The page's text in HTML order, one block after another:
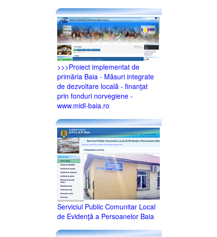
>>>Proiect implementat de
primăria Baia - Măsuri integrate
de dezvoltare locală - finanţat
prin fonduri norvegiene -
www.midl-baia.ro
Serviciul Public Comunitar Local
de Evidenţă a Persoanelor Baia